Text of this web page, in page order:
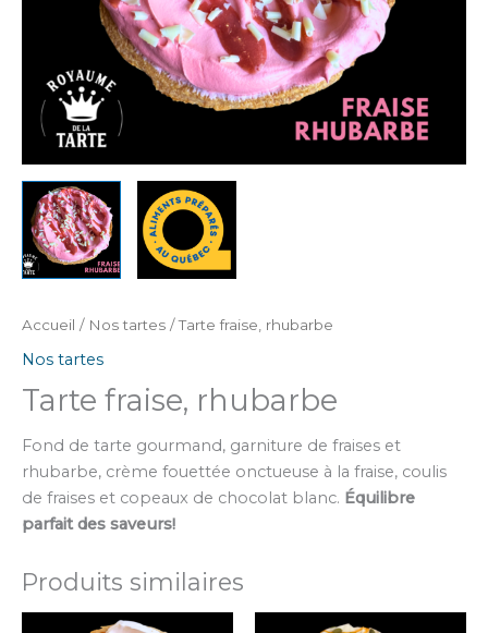
Accueil / Nos tartes / Tarte fraise, rhubarbe
Nos tartes
Tarte fraise, rhubarbe
Fond de tarte gourmand, garniture de fraises et
rhubarbe, crème fouettée onctueuse à la fraise, coulis
de fraises et copeaux de chocolat blanc. Équilibre
parfait des saveurs!
Produits similaires